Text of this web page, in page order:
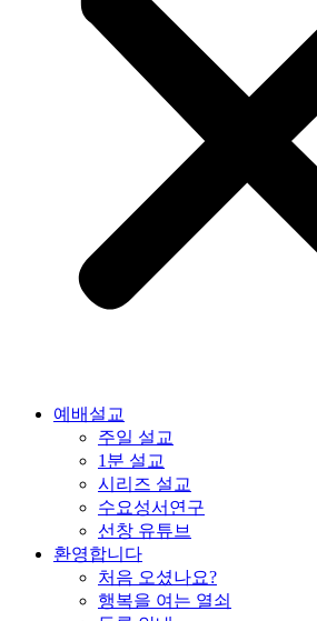
예배설교
주일 설교
1분 설교
시리즈 설교
수요성서연구
선창 유튜브
환영합니다
처음 오셨나요?
행복을 여는 열쇠